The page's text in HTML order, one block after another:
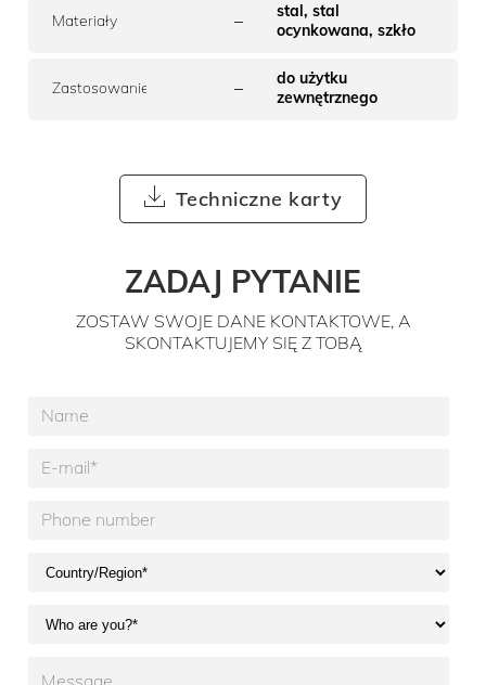
Materiały –
stal, stal
ocynkowana, szkło
Zastosowanie –
do użytku
zewnętrznego
Techniczne karty
ZADAJ PYTANIE
ZOSTAW SWOJE DANE KONTAKTOWE, A
SKONTAKTUJEMY SIĘ Z TOBĄ